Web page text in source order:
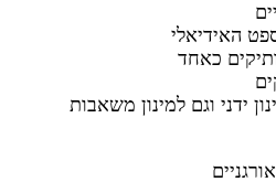
האידיאלי
כאחד
ידני וגם למינון משאבות